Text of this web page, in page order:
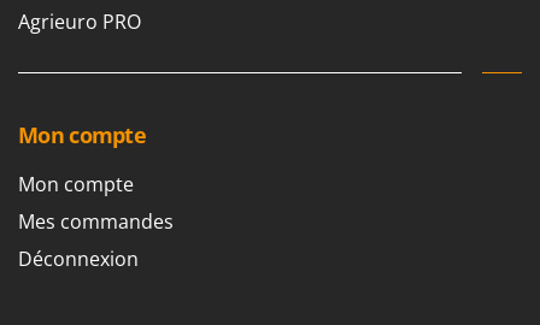
Agrieuro PRO
Mon compte
Mon compte
Mes commandes
Déconnexion